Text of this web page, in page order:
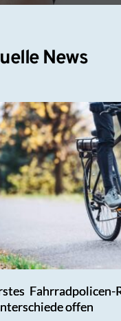
News
offen